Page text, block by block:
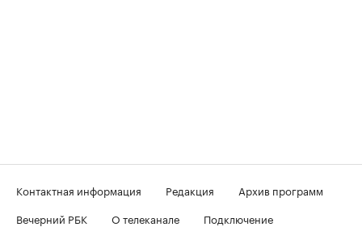
Контактная информация Редакция
Архив программ
Вечерний РБК
О телеканале
Подключение